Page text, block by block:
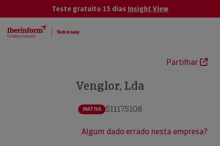
Teste gratuito 15 dias Insight View
Partilhar
Venglor, Lda
INATIVA 511175108
Algum dado errado nesta empresa?